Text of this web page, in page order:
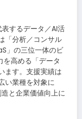
するデータ／AI活
「分析／コンサル
」の三位一体のビ
を高める「データ
ます。支援実績は
い業種を対象に
と企業価値向上に